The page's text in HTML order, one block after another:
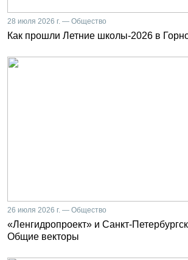
28 июля 2026 г. — Общество
Как прошли Летние школы-2026 в
26 июля 2026 г. — Общество
«Ленгидропроект» и Санкт-
Общие векторы